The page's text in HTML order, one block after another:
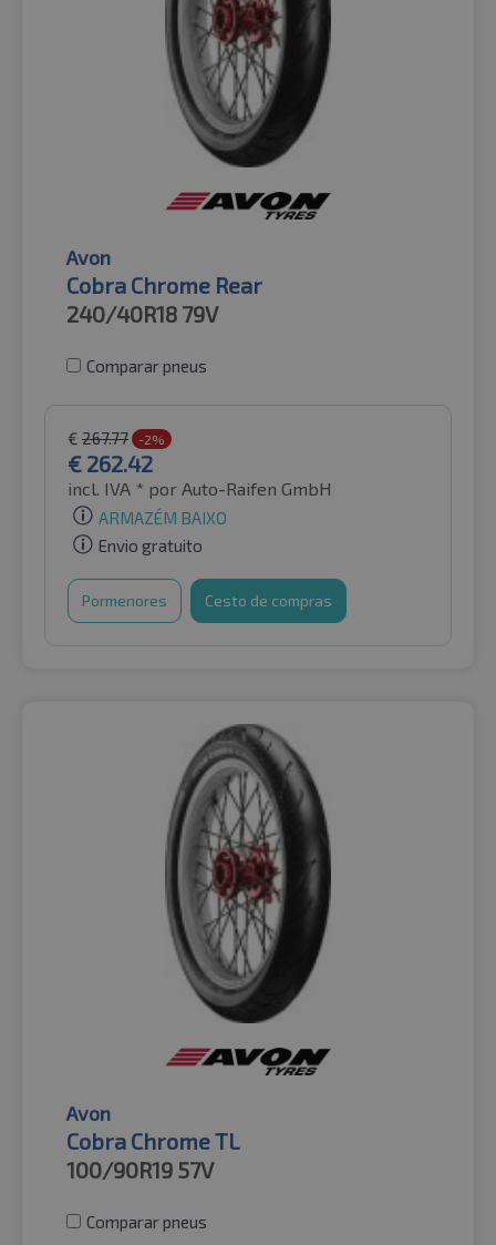
Avon
Cobra Chrome Rear
240/40R18 79V
Comparar pneus
€ 267.77 -2%
€ 262.42
incl. IVA * por Auto-Raifen GmbH
ARMAZÉM BAIXO
Envio gratuito
Pormenores Cesto de compras
Avon
Cobra Chrome TL
100/90R19 57V
Comparar pneus